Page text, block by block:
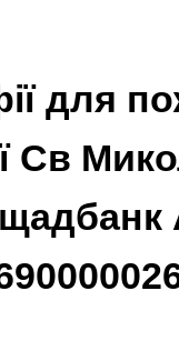
для
Св